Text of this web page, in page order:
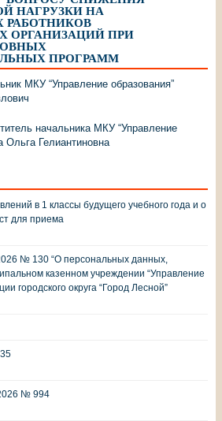
НАГРУЗКИ НА
РАБОТНИКОВ
ОРГАНИЗАЦИЙ ПРИ
ПРОГРАММ
МКУ “Управление образования”
начальника МКУ “Управление
Ольга Гелиантиновна
в 1 классы будущего учебного года и о
для приема
№ 130 “О персональных данных,
казенном учреждении “Управление
городского округа “Город Лесной”
№ 994